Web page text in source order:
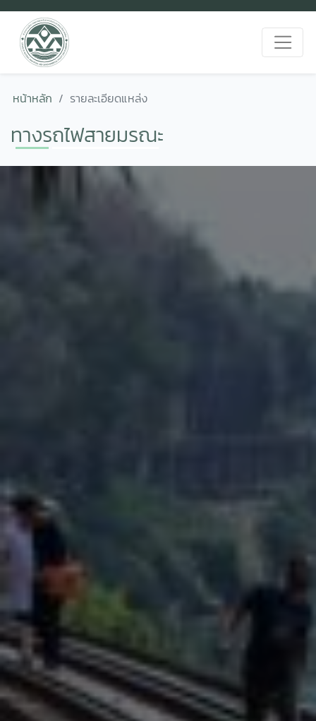
หน้าหลัก รายละเอียดแหล่ง
ทางรถไฟสายมรณะ